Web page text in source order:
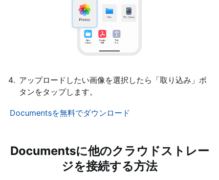
アップロードしたい画像を選択したら「取り込み」ボ
タンをタップします。
Documentsを無料でダウンロード
Documentsに他のクラウドストレー
ジを接続する方法